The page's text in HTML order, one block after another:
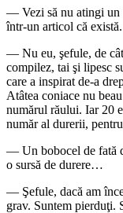
— Vezi să nu atingi un
într-un articol că există.
— Nu eu, şefule, de
compilez, tai şi lipesc
care a inspirat de-a
Atâtea coniace nu
numărul răului. Iar 20
număr al durerii,
— Un bobocel de fată
o sursă de durere…
— Şefule, dacă am
grav. Suntem pierduţi.